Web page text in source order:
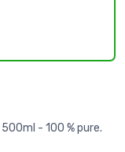
- 100 % pure.